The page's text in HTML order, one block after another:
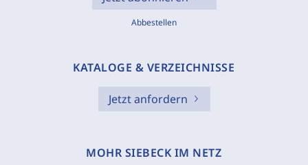
Abbestellen
KATALOGE & VERZEICHNISSE
Jetzt anfordern
MOHR SIEBECK IM NETZ